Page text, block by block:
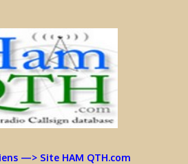
—> Site HAM QTH.com